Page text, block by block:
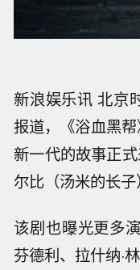
新浪娱乐讯 北京
报道，《浴血黑帮
新一代的故事正
尔比（汤米的长子
该剧也曝光更多
芬德利、拉什纳·